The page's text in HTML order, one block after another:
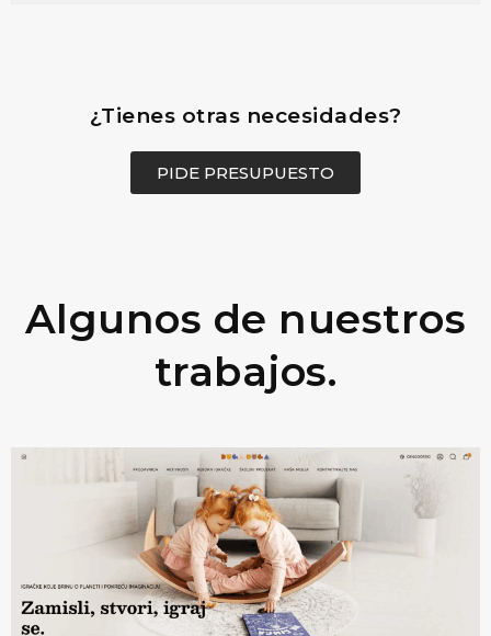
¿Tienes otras necesidades?
PIDE PRESUPUESTO
Algunos de nuestros
trabajos.